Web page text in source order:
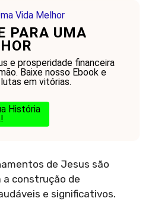
PARA UMA
e prosperidade financeira
Baixe nosso Ebook e
em vitórias.
História
de Jesus são
construção de
e significativos.